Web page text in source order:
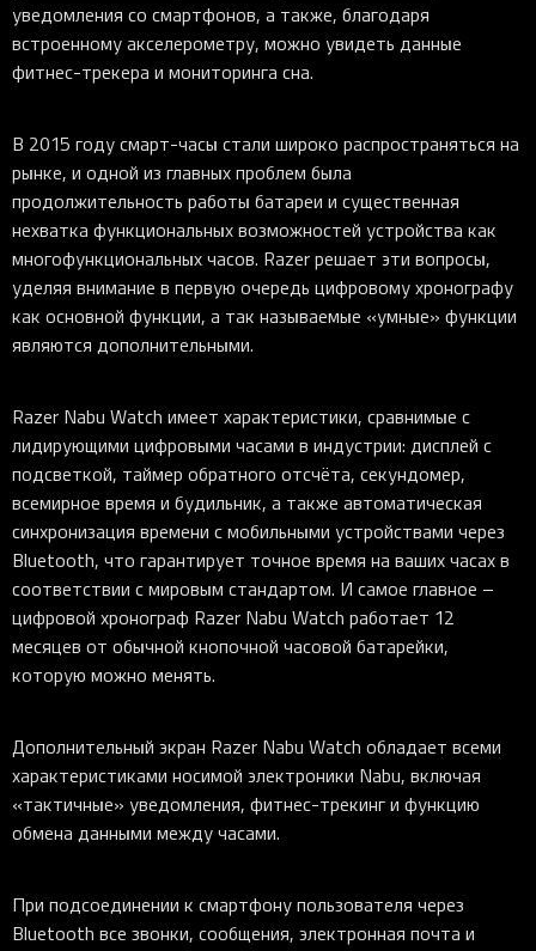
уведомления со смартфонов, а также, благодаря
встроенному акселерометру, можно увидеть данные
фитнес-трекера и мониторинга сна.
В 2015 году смарт-часы стали широко распространяться на
рынке, и одной из главных проблем была
продолжительность работы батареи и существенная
нехватка функциональных возможностей устройства как
многофункциональных часов. Razer решает эти вопросы,
уделяя внимание в первую очередь цифровому хронографу
как основной функции, а так называемые «умные» функции
являются дополнительными.
Razer Nabu Watch имеет характеристики, сравнимые с
лидирующими цифровыми часами в индустрии: дисплей с
подсветкой, таймер обратного отсчёта, секундомер,
всемирное время и будильник, а также автоматическая
синхронизация времени с мобильными устройствами через
Bluetooth, что гарантирует точное время на ваших часах в
соответствии с мировым стандартом. И самое главное –
цифровой хронограф Razer Nabu Watch работает 12
месяцев от обычной кнопочной часовой батарейки,
которую можно менять.
Дополнительный экран Razer Nabu Watch обладает всеми
характеристиками носимой электроники Nabu, включая
«тактичные» уведомления, фитнес-трекинг и функцию
обмена данными между часами.
При подсоединении к смартфону пользователя через
Bluetooth все звонки, сообщения, электронная почта и